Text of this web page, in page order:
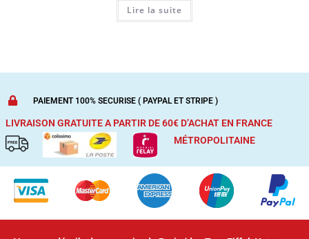
Lire la suite
PAIEMENT 100% SECURISE ( PAYPAL ET STRIPE )
LIVRAISON GRATUITE A PARTIR DE 60€ D’ACHAT EN FRANCE
MÉTROPOLITAINE